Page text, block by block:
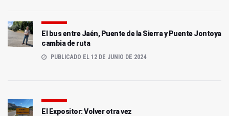
El bus entre Jaén, Puente de la Sierra y Puente Jontoya
cambia de ruta
PUBLICADO EL 12 DE JUNIO DE 2024
El Expositor: Volver otra vez